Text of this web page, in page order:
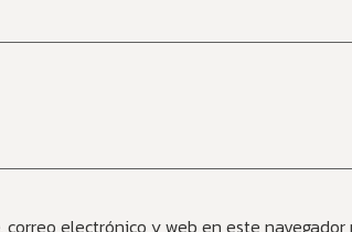
correo electrónico y web en este